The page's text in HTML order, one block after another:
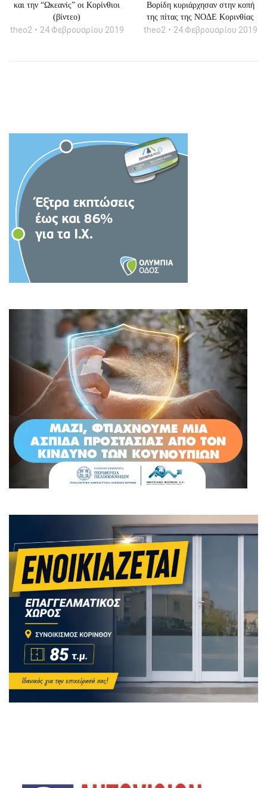
και την “Ωκεανίς” οι Κορίνθιοι
(βίντεο)
theo2 24 Φεβρουαρίου 2019
Βορίδη κυριάρχησαν στην κοπή
της πίτας της ΝΟΔΕ Κορινθίας
theo2 24 Φεβρουαρίου 2019